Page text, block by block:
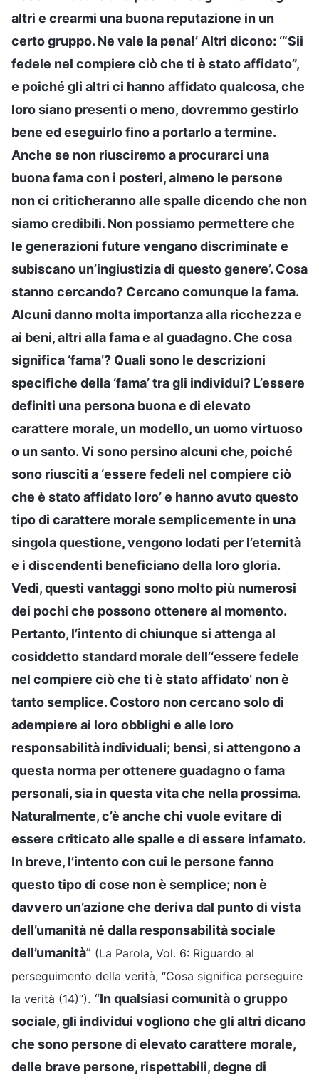
altri e crearmi una buona reputazione in un
certo gruppo. Ne vale la pena!’ Altri dicono: ‘“Sii
fedele nel compiere ciò che ti è stato affidato”,
e poiché gli altri ci hanno affidato qualcosa, che
loro siano presenti o meno, dovremmo gestirlo
bene ed eseguirlo fino a portarlo a termine.
Anche se non riusciremo a procurarci una
buona fama con i posteri, almeno le persone
non ci criticheranno alle spalle dicendo che non
siamo credibili. Non possiamo permettere che
le generazioni future vengano discriminate e
subiscano un’ingiustizia di questo genere’. Cosa
stanno cercando? Cercano comunque la fama.
Alcuni danno molta importanza alla ricchezza e
ai beni, altri alla fama e al guadagno. Che cosa
significa ‘fama’? Quali sono le descrizioni
specifiche della ‘fama’ tra gli individui? L’essere
definiti una persona buona e di elevato
carattere morale, un modello, un uomo virtuoso
o un santo. Vi sono persino alcuni che, poiché
sono riusciti a ‘essere fedeli nel compiere ciò
che è stato affidato loro’ e hanno avuto questo
tipo di carattere morale semplicemente in una
singola questione, vengono lodati per l’eternità
e i discendenti beneficiano della loro gloria.
Vedi, questi vantaggi sono molto più numerosi
dei pochi che possono ottenere al momento.
Pertanto, l’intento di chiunque si attenga al
cosiddetto standard morale dell’‘essere fedele
nel compiere ciò che ti è stato affidato’ non è
tanto semplice. Costoro non cercano solo di
adempiere ai loro obblighi e alle loro
responsabilità individuali; bensì, si attengono a
questa norma per ottenere guadagno o fama
personali, sia in questa vita che nella prossima.
Naturalmente, c’è anche chi vuole evitare di
essere criticato alle spalle e di essere infamato.
In breve, l’intento con cui le persone fanno
questo tipo di cose non è semplice; non è
davvero un’azione che deriva dal punto di vista
dell’umanità né dalla responsabilità sociale
dell’umanità” (La Parola, Vol. 6: Riguardo al
perseguimento della verità, “Cosa significa perseguire
la verità (14)”). “In qualsiasi comunità o gruppo
sociale, gli individui vogliono che gli altri dicano
che sono persone di elevato carattere morale,
delle brave persone, rispettabili, degne di